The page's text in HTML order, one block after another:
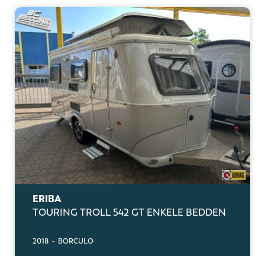
ERIBA
TOURING TROLL 542 GT ENKELE BEDDEN
2018 - BORCULO